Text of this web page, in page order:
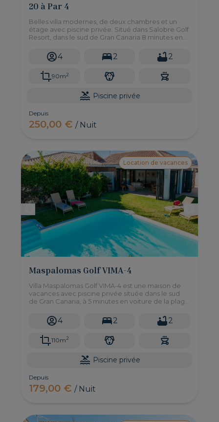
20 à Par 4
Belles villa modernes, de deux chambres et un
étage avec piscine privée. Situé dans Salobre Golf
Resort, dans le sud de Gran Canaria 8 minutes en
4 2 2
90m2
Piscine privée
Depuis
250,00 €/ Nuit
Location de vacances
Maspalomas Golf VIMA-4
Villa Maspalomas Golf VIMA-4 est une maison de
vacances avec piscine privée située dans le sud
de Gran Canaria, à 5 minutes en voiture de la plage
4 2 2
110m2
Piscine privée
Depuis
179,00 €/ Nuit